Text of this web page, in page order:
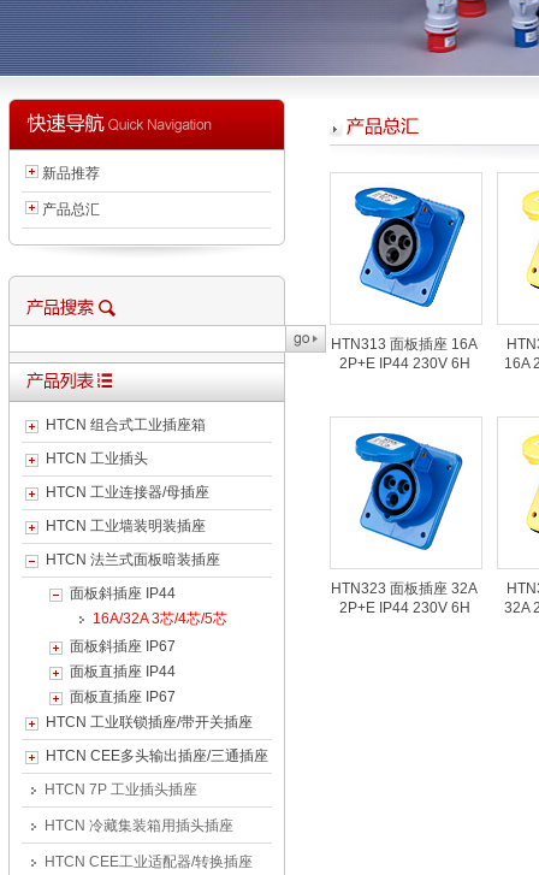
新品推荐
产品总汇
HTCN 组合式工业插座箱
HTCN 工业插头
HTCN 工业连接器/母插座
HTCN 工业墙装明装插座
HTCN 法兰式面板暗装插座
面板斜插座 IP44
16A/32A 3芯/4芯/5芯
面板斜插座 IP67
面板直插座 IP44
面板直插座 IP67
HTCN 工业联锁插座/带开关插座
HTCN CEE多头输出插座/三通插座
HTCN 7P 工业插头插座
HTCN 冷藏集装箱用插头插座
HTCN CEE工业适配器/转换插座
HTN313 面板插座 16A
2P+E IP44 230V 6H
16A
HTN323 面板插座 32A
2P+E IP44 230V 6H
32A